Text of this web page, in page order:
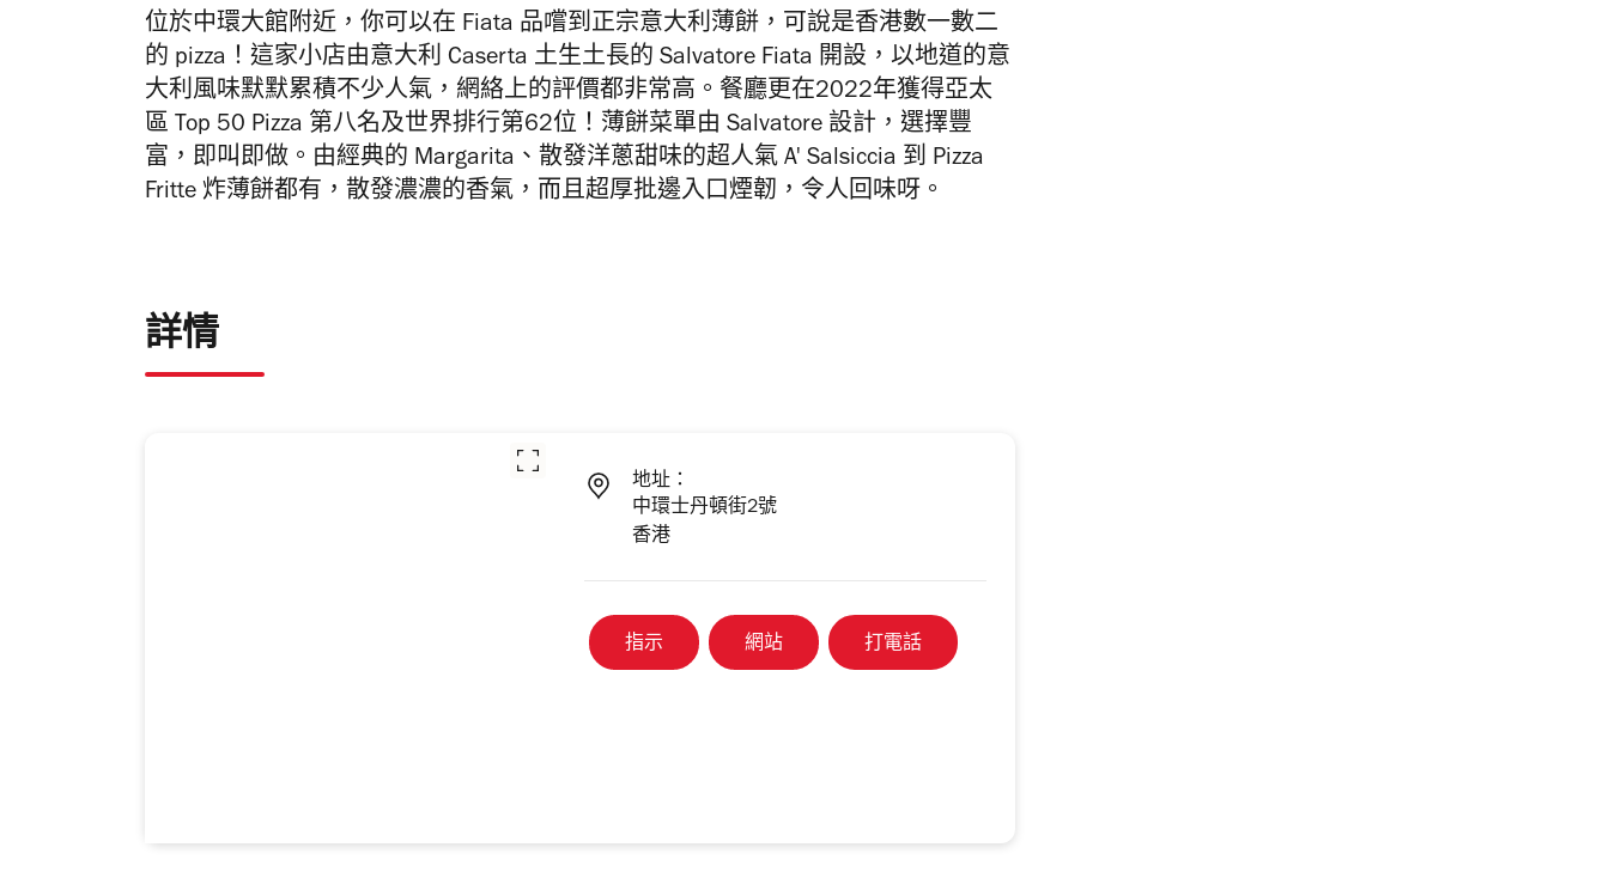
位於中環大館附近，你可以在 Fiata 品嚐到正宗意大利薄餅，可說是香港數一數二
的 pizza！這家小店由意大利 Caserta 土生土長的 Salvatore Fiata 開設，以地道的意
大利風味默默累積不少人氣，網絡上的評價都非常高。餐廳更在2022年獲得亞太
區 Top 50 Pizza 第八名及世界排行第62位！薄餅菜單由 Salvatore 設計，選擇豐
富，即叫即做。 由經典的 Margarita、散發洋蔥甜味的超人氣 A' Salsiccia 到 Pizza
Fritte 炸薄餅都有，散發濃濃的香氣，而且超厚批邊入口煙韌，令人回味呀。
詳情
地址：
中環士丹頓街2號
香港
指示 網站 打電話